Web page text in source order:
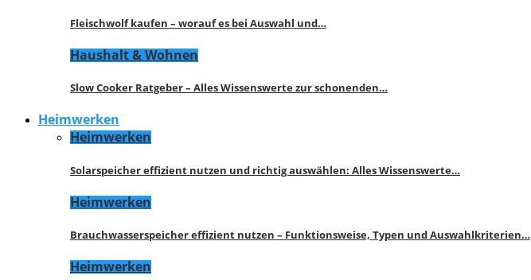
Fleischwolf kaufen – worauf es bei Auswahl und…
Haushalt & Wohnen
Slow Cooker Ratgeber – Alles Wissenswerte zur schonenden…
Heimwerken
Heimwerken
Solarspeicher effizient nutzen und richtig auswählen: Alles Wissenswerte…
Heimwerken
Brauchwasserspeicher effizient nutzen – Funktionsweise, Typen und Auswahlkriterien…
Heimwerken